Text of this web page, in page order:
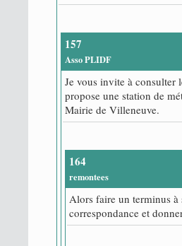
157
Asso PLIDF
Je vous invite à consulter
propose une station de
Mairie de Villeneuve.
164
remontees
Alors faire un terminus
correspondance et